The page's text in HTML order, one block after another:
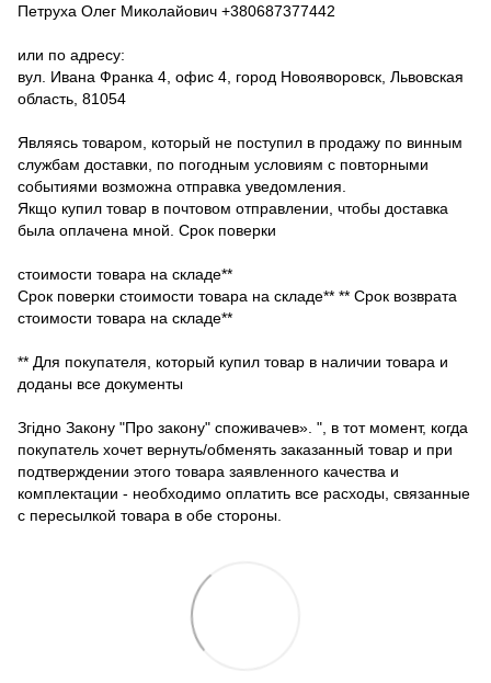
Петруха Олег Миколайович +380687377442
или по адресу:
вул. Ивана Франка 4, офис 4, город Новояворовск, Львовская
область, 81054
Являясь товаром, который не поступил в продажу по винным
службам доставки, по погодным условиям с повторными
событиями возможна отправка уведомления.
Якщо купил товар в почтовом отправлении, чтобы доставка
была оплачена мной. Срок поверки
стоимости товара на складе**
Срок поверки стоимости товара на складе** ** Срок возврата
стоимости товара на складе**
** Для покупателя, который купил товар в наличии товара и
доданы все документы
Згідно Закону "Про закону" споживачев». ", в тот момент, когда
покупатель хочет вернуть/обменять заказанный товар и при
подтверждении этого товара заявленного качества и
комплектации - необходимо оплатить все расходы, связанные
с пересылкой товара в обе стороны.